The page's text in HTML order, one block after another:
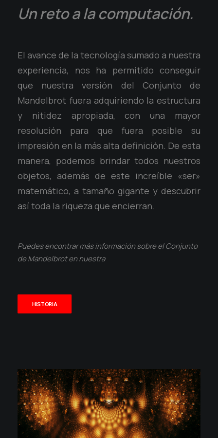
Un reto a la computación.
El avance de la tecnología sumado a nuestra
experiencia, nos ha permitido conseguir
que nuestra versión del Conjunto de
Mandelbrot fuera adquiriendo la estructura
y nitidez apropiada, con una mayor
resolución para que fuera posible su
impresión en la más alta definición. De esta
manera, podemos brindar todos nuestros
objetos, además de este increíble «ser»
matemático, a tamaño gigante y descubrir
así toda la riqueza que encierran.
Puedes encontrar más información sobre el Conjunto
de Mandelbrot en nuestra
HISTORIA